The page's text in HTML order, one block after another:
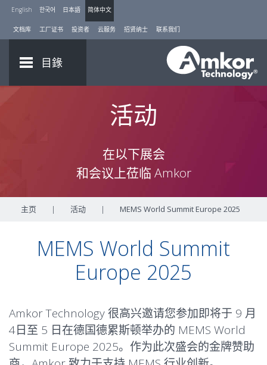
English 한국어 日本語 简体中文
文档库 工厂证书 投资者 云服务 招贤纳士 联系我们
目錄
活动
在以下展会
和会议上莅临 Amkor
主页 | 活动 | MEMS World Summit Europe 2025
MEMS World Summit
Europe 2025
Amkor Technology 很高兴邀请您参加即将于 9 月
4日至 5 日在德国德累斯顿举办的 MEMS World
Summit Europe 2025。作为此次盛会的金牌赞助